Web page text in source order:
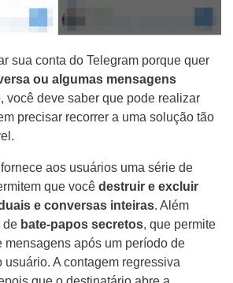
sua conta do Telegram porque quer
ou algumas mensagens
, você deve saber que pode realizar
precisar recorrer a uma solução tão
aos usuários uma série de
que você destruir e excluir
e conversas inteiras. Além
de bate-papos secretos, que permite
mensagens após um período de
A contagem regressiva